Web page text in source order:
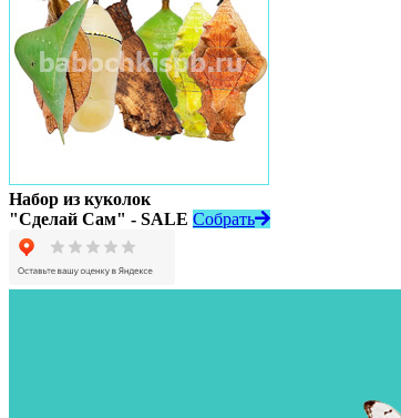
Набор из куколок
"Сделай Сам" - SALE Собрать